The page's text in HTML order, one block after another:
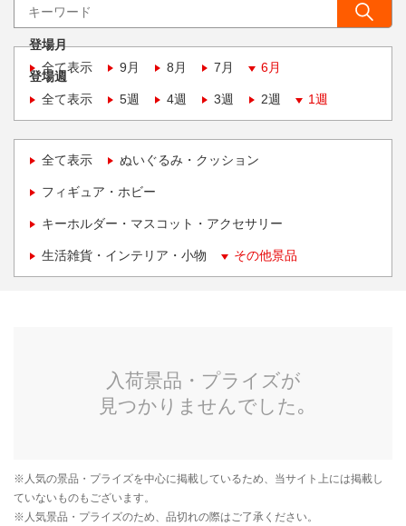
登場月
全て表示
9月 8月 7月 6月
登場週
全て表示
5週 4週 3週 2週 1週
全て表示 ぬいぐるみ・クッション
フィギュア・ホビー
キーホルダー・マスコット・アクセサリー
生活雑貨・インテリア・小物 その他景品